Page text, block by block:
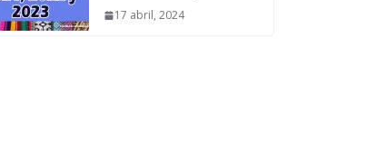
17 abril, 2024